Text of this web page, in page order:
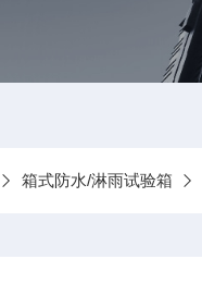
箱式防水/淋雨试验箱